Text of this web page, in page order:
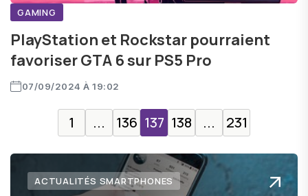
GAMING
PlayStation et Rockstar pourraient
favoriser GTA 6 sur PS5 Pro
07/09/2024 À 19:02
1 ... 136 137 138 ... 231
ACTUALITÉS SMARTPHONES